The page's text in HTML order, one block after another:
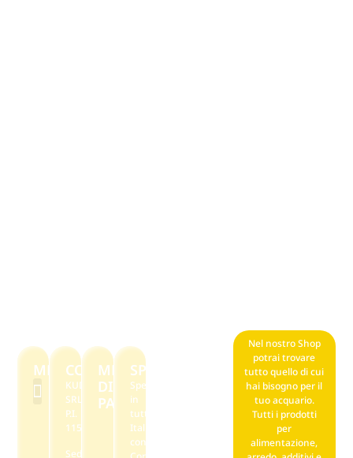
Nel nostro Shop
potrai trovare
tutto quello di cui
hai bisogno per il
tuo acquario.
Tutti i prodotti
per
alimentazione,
MENUCONTATTI
KUDAKUDA
SRL
P.I.
11569590968
Sede
METODI
DI
PAGAMENTO
SPEDIZIONI
Spediamo
in
tutta
Italia
con